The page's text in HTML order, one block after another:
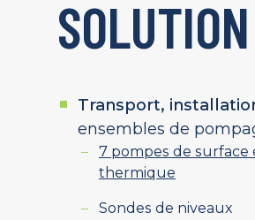
SOLUTION
Transport,
ensembles de
7 pompes de surface
thermique
Sondes de niveaux